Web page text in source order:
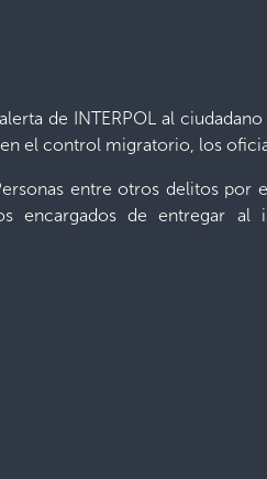
de INTERPOL al
el control migratorio, los
entre otros delitos por
encargados de entregar al